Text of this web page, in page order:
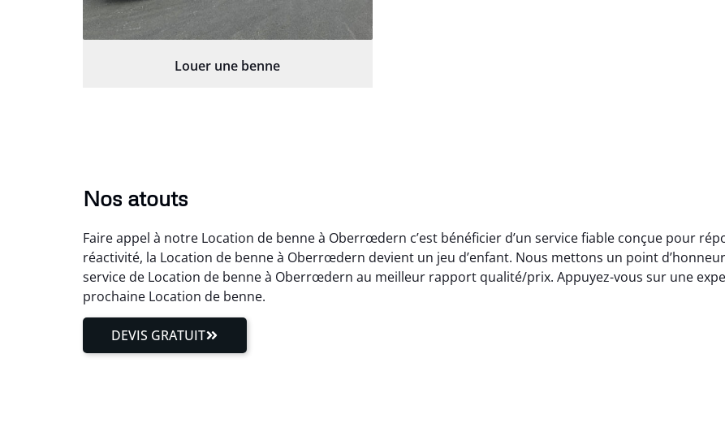
Louer une benne
Nos atouts
Faire appel à notre Location de benne à Oberrœdern c’est bénéficier d’un service fiable conçue pour
réactivité, la Location de benne à Oberrœdern devient un jeu d’enfant. Nous mettons un point
service de Location de benne à Oberrœdern au meilleur rapport qualité/prix. Appuyez-vous sur une
prochaine Location de benne.
DEVIS GRATUIT